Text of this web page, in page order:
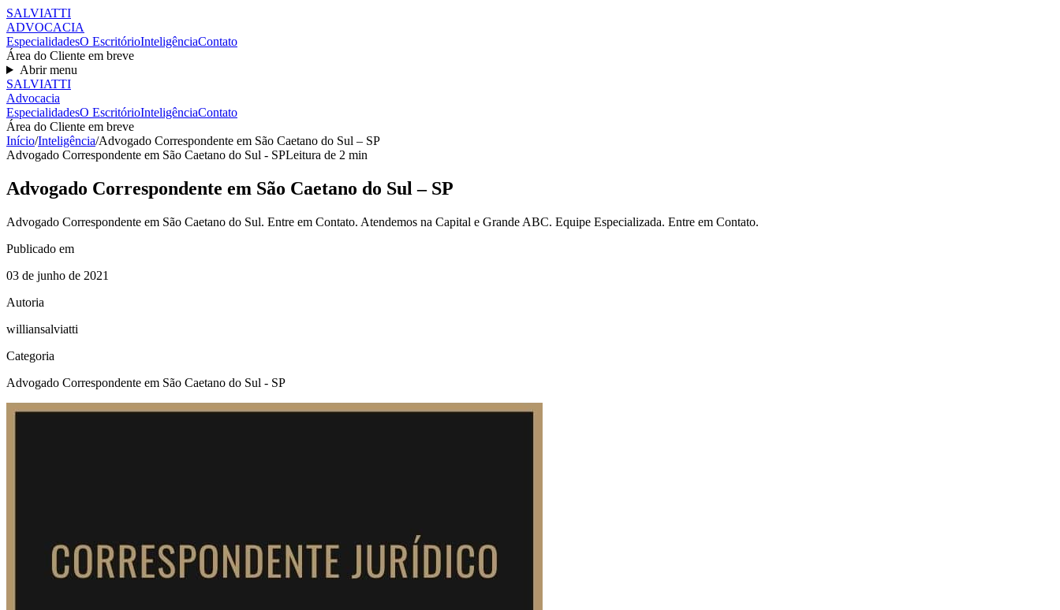
SALVIATTI
ADVOCACIA
EspecialidadesO EscritórioInteligênciaContato
Área do Cliente em breve
Abrir menu
SALVIATTI
Advocacia
EspecialidadesO EscritórioInteligênciaContato
Área do Cliente em breve
Início/Inteligência/Advogado Correspondente em São Caetano do Sul – SP
Advogado Correspondente em São Caetano do Sul - SPLeitura de 2 min
Advogado Correspondente em São Caetano do Sul – SP
Advogado Correspondente em São Caetano do Sul. Entre em Contato. Atendemos na Capital e Grande ABC. Equipe Especializada. Entre em Contato.
Publicado em
03 de junho de 2021
Autoria
williansalviatti
Categoria
Advogado Correspondente em São Caetano do Sul - SP